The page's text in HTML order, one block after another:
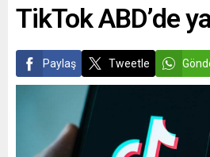
TikTok ABD’de
Paylaş Tweetle